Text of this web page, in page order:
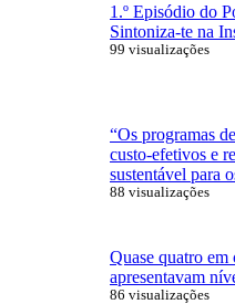
1.º Episódio do
Sintoniza-te na
99 visualizações
“Os programas
custo-efetivos e
sustentável para
88 visualizações
Quase quatro em
apresentavam
86 visualizações